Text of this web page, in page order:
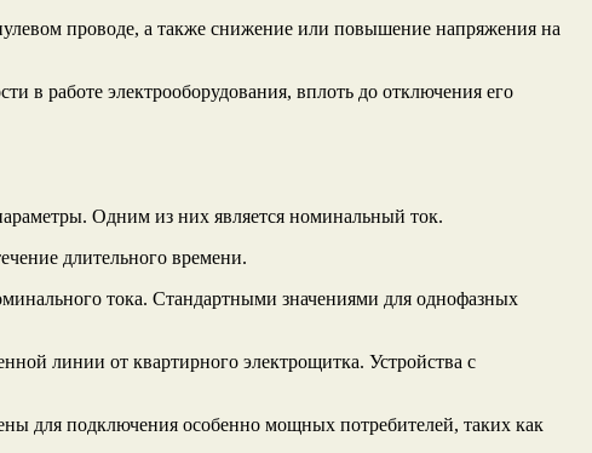
проводе, а также снижение или повышение напряжения на
в работе электрооборудования, вплоть до отключения его
Одним из них является номинальный ток.
длительного времени.
тока. Стандартными значениями для однофазных
линии от квартирного электрощитка. Устройства с
для подключения особенно мощных потребителей, таких как